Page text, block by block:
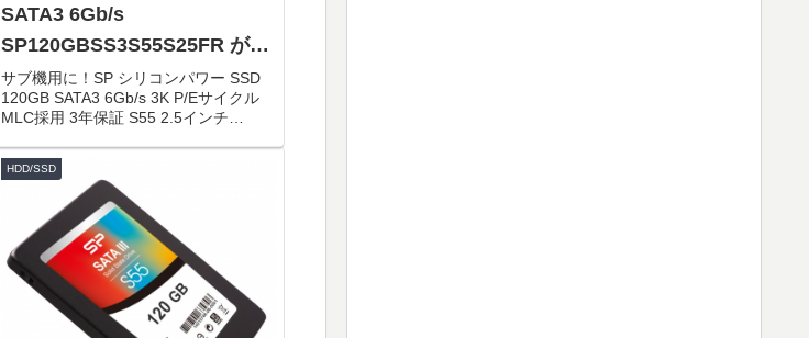
SATA3 6Gb/s
SP120GBSS3S55S25FR がタ
イムセールで3,995円！
サブ機用に！SP シリコンパワー SSD
120GB SATA3 6Gb/s 3K P/Eサイクル
MLC採用 3年保証 S55 2.5インチ
は80台。急グェ！関連：Panasonic ...
HDD/SSD